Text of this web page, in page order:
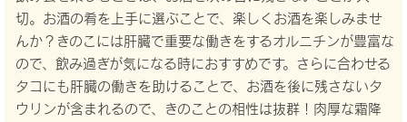
切。お酒の肴を上手に選ぶことで、楽しくお酒を楽しみませ
んか？きのこには肝臓で重要な働きをするオルニチンが豊富な
ので、飲み過ぎが気になる時におすすめです。さらに合わせる
タコにも肝臓の働きを助けることで、お酒を後に残さないタ
ウリンが含まれるので、きのことの相性は抜群！肉厚な霜降